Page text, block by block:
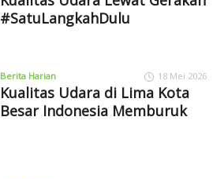
#SatuLangkahDulu
Berita Harian 18 Mei 2026
Kualitas Udara di Lima Kota
Besar Indonesia Memburuk